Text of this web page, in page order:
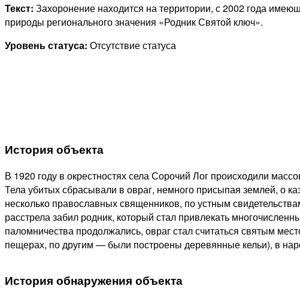
Текст: Захоронение находится на территории, с 2002 года
природы регионального значения «Родник Святой ключ».
Уровень статуса: Отсутствие статуса
История объекта
В 1920 году в окрестностях села Сорочий Лог происходили
Тела убитых сбрасывали в овраг, немного присыпая землей, о
несколько православных священников, по устным
расстрела забил родник, который стал привлекать
паломничества продолжались, овраг стал считаться святым
пещерах, по другим — были построены деревянные кельи), в
История обнаружения объекта